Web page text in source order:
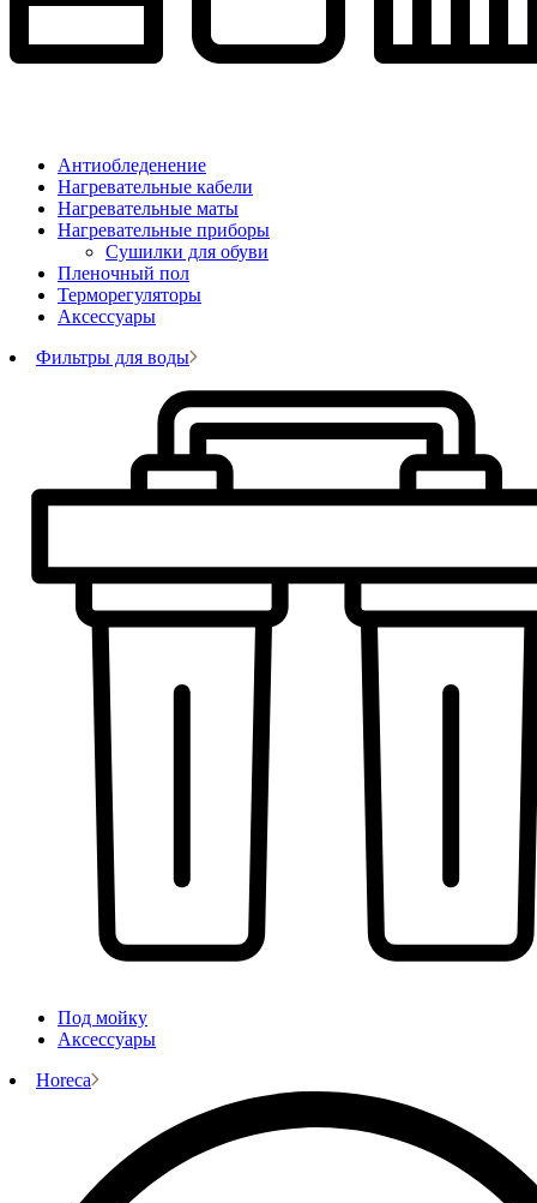
Антиобледенение
Нагревательные кабели
Нагревательные маты
Нагревательные приборы
Сушилки для обуви
Пленочный пол
Терморегуляторы
Аксессуары
Фильтры для воды
Под мойку
Аксессуары
Horeca